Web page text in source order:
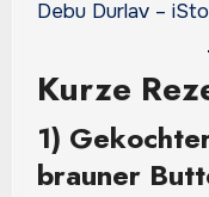
Debu Durlav –
Kurze
1)
brauner